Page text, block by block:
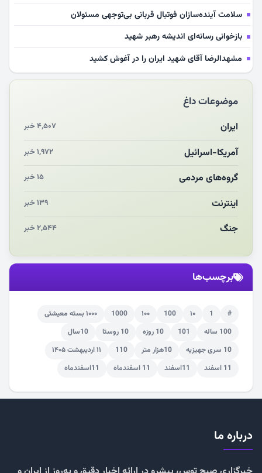
سلامت آینده‌سازان فوتبال قربانی بی‌توجهی مسئولان
بازخوانی رسانه‌ای اندیشه رهبر شهید
مشهدالرضا آقای شهید ایران را در آغوش کشید
مکن ای صبح طلوع
چرایی «استقبال از آقای ایران»
انقلاب مردمی و مردم انقلابی
مرگ خاموش زیست‌محیطی در منطقه تربت‌جام
چو‌ن‌وچرا در «علی‌الاصول» یا انتظار برای تحقق شروط
موضوعات داغ
ایران ۴,۵۰۷ خبر
آمریکا-اسرائیل ۱,۹۷۲ خبر
گروه‌های مردمی ۱۵ خبر
اینترنت ۱۳۹ خبر
جنگ ۲,۵۴۴ خبر
برچسب‌ها
#
1 ۱۰ 100 ۱۰۰ 1000
۱۰۰۰ بسته معیشتی
100 ساله
101 10 روزه 10 روستا
10سال
10 سری جهیزیه
10هزار متر 110
۱۱ اردیبهشت ۱۴۰۵
11 اسفند
11اسفند 11 اسفندماه 11اسفندماه
درباره ما